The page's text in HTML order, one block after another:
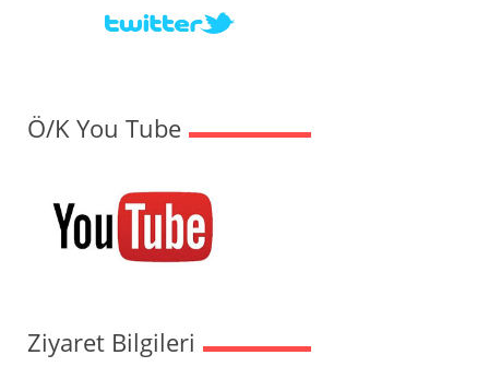
Ö/K You Tube
Ziyaret Bilgileri